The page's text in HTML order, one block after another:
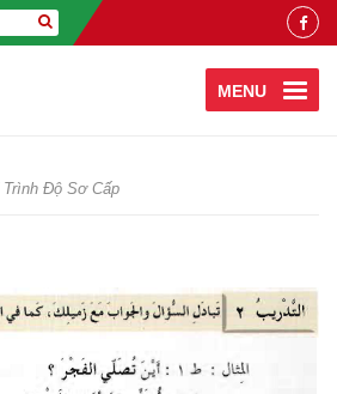
MENU
Trình Độ Sơ Cấp